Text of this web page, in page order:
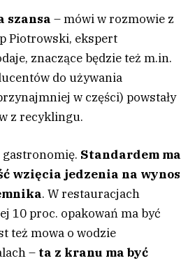
szansa – mówi w rozmowie z
Piotrowski, ekspert
znaczące będzie też m.in.
do używania
w części) powstały
z recyklingu.
Standardem ma
wzięcia jedzenia na wynos
. W restauracjach
10 proc. opakowań ma być
też mowa o wodzie
– ta z kranu ma być